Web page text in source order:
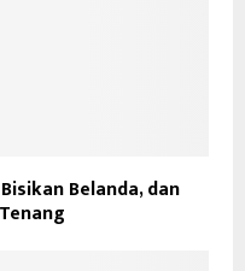
Belanda, dan